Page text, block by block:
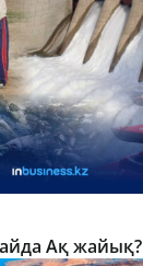
Ақ жайық?